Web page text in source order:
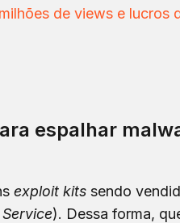
de views e lucros
espalhar
exploit kits sendo
). Dessa forma,